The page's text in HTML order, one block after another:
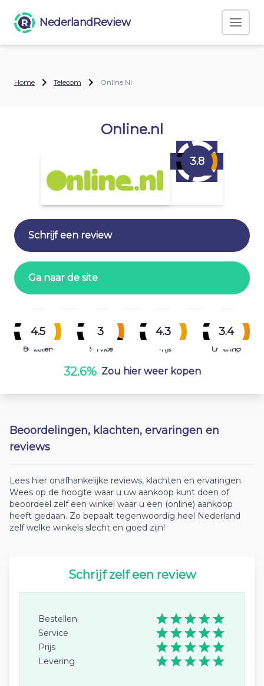
NederlandReview
Home Telecom Online Nl
Online.nl
3.8
Schrijf een review
Ga naar de site
4.5
Bestellen
3
Service
4.3
Prijs
3.4
Levering
32.6% Zou hier weer kopen
Beoordelingen, klachten, ervaringen en
reviews
Lees hier onafhankelijke reviews, klachten en ervaringen.
Wees op de hoogte waar u uw aankoop kunt doen of
beoordeel zelf een winkel waar u een (online) aankoop
heeft gedaan. Zo bepaalt tegenwoordig heel Nederland
zelf welke winkels slecht en goed zijn!
Schrijf zelf een review
Bestellen
Service
Prijs
Levering